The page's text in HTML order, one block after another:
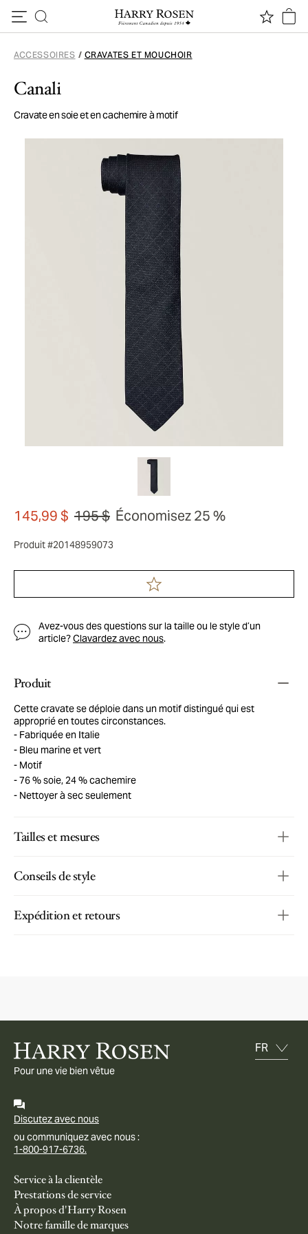
ACCESSOIRES / CRAVATES ET MOUCHOIR
Canali
Cravate en soie et en cachemire à motif
145,99 $ 195 $ Économisez 25 %
Produit #20148959073
Avez-vous des questions sur la taille ou le style d’un
article?Clavardez avec nous.
Produit
Cette cravate se déploie dans un motif distingué qui est
approprié en toutes circonstances.
Fabriquée en Italie
Bleu marine et vert
Motif
76 % soie, 24 % cachemire
Nettoyer à sec seulement
Tailles et mesures
Conseils de style
Expédition et retours
Pour une vie bien vêtue
Discutez avec nous
ou communiquez avec nous :
1-800-917-6736.
Service à la clientèle
Prestations de service
À propos d'Harry Rosen
Notre famille de marques